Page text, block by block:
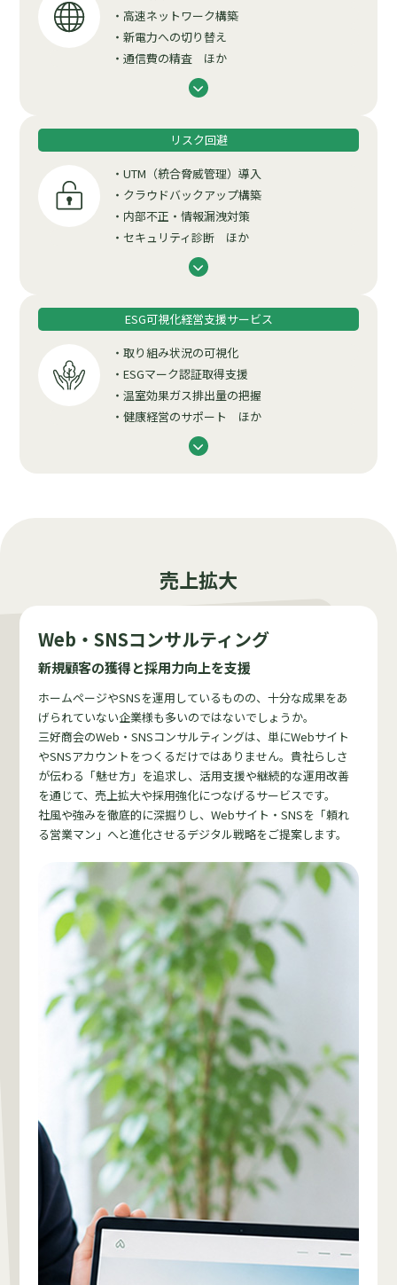
・高速ネットワーク構築
・新電力への切り替え
・通信費の精査 ほか
リスク回避
・UTM（統合脅威管理）導入
・クラウドバックアップ構築
・内部不正・情報漏洩対策
・セキュリティ診断 ほか
ESG可視化経営支援サービス
・取り組み状況の可視化
・ESGマーク認証取得支援
・温室効果ガス排出量の把握
・健康経営のサポート ほか
売上拡大
Web・SNSコンサルティング
新規顧客の獲得と採用力向上を支援
ホームページやSNSを運用しているものの、十分な成果をあ
げられていない企業様も多いのではないでしょうか。
三好商会のWeb・SNSコンサルティングは、単にWebサイト
やSNSアカウントをつくるだけではありません。貴社らしさ
が伝わる「魅せ方」を追求し、活用支援や継続的な運用改善
を通じて、売上拡大や採用強化につなげるサービスです。
社風や強みを徹底的に深掘りし、Webサイト・SNSを「頼れ
る営業マン」へと進化させるデジタル戦略をご提案します。